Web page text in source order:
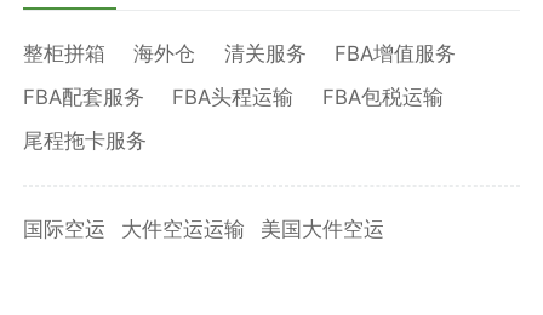
整柜拼箱 海外仓 清关服务
FBA增值服务
FBA配套服务
FBA头程运输
FBA包税运输
尾程拖卡服务
国际空运 大件空运运输 美国大件空运